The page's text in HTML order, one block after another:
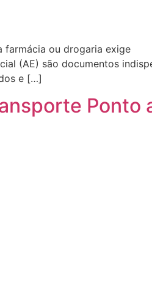
farmácia ou drogaria exige
(AE) são documentos
e […]
Ponto